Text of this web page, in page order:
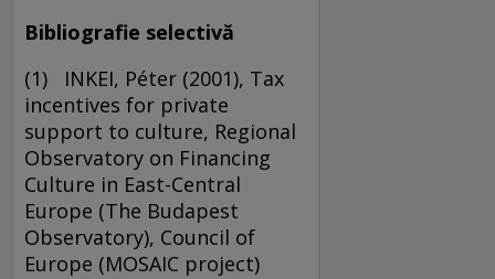
Bibliografie selectivă
(1) INKEI, Péter (2001), Tax
incentives for private
support to culture, Regional
Observatory on Financing
Culture in East-Central
Europe (The Budapest
Observatory), Council of
Europe (MOSAIC project)